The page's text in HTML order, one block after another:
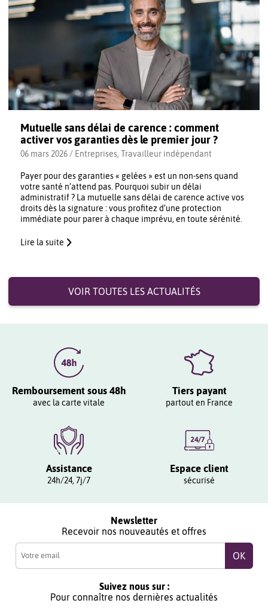
Mutuelle sans délai de carence : comment
activer vos garanties dès le premier jour ?
06 mars 2026 / Entreprises, Travailleur indépendant
Payer pour des garanties « gelées » est un non-sens quand
votre santé n’attend pas. Pourquoi subir un délai
administratif ? La mutuelle sans délai de carence active vos
droits dès la signature : vous profitez d’une protection
immédiate pour parer à chaque imprévu, en toute sérénité.
Lire la suite
VOIR TOUTES LES ACTUALITÉS
Remboursement sous 48h
avec la carte vitale
Tiers payant
partout en France
Assistance
24h/24, 7j/7
Espace client
sécurisé
Newsletter
Recevoir nos nouveautés et offres
Suivez nous sur :
Pour connaître nos dernières actualités